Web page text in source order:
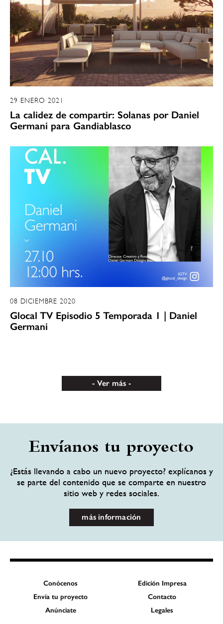
29 ENERO 2021
La calidez de compartir: Solanas por Daniel
Germani para Gandiablasco
08 DICIEMBRE 2020
Glocal TV Episodio 5 Temporada 1 | Daniel
Germani
Ver más
Envíanos tu proyecto
¿Estás llevando a cabo un nuevo proyecto? explícanos y
se parte del contenido que se comparte en nuestro
sitio web y redes sociales.
más información
Conócenos
Edición Impresa
Envía tu proyecto
Contacto
Anúnciate
Legales